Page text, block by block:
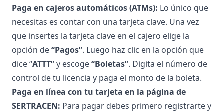
Paga en cajeros automáticos (ATMs): Lo único que
necesitas es contar con una tarjeta clave. Una vez
que insertes la tarjeta clave en el cajero elige la
opción de“Pagos”. Luego haz clic en la opción que
dice “ATTT”y escoge“Boletas”. Digita el número de
control de tu licencia y paga el monto de la boleta.
Paga en línea con tu tarjeta en la página de
SERTRACEN: Para pagar debes primero registrarte y